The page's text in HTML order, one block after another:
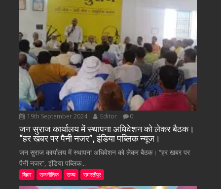
19th September 2024 Editor 0
जन सुराज कार्यालय में स्थापना अधिवेशन को लेकर बैठक।
“हर खबर पर पैनी नजर”, इंडिया पब्लिक न्यूज।
जन सुराज कार्यालय में स्थापना अधिवेशन को लेकर बैठक। “हर खबर पर
पैनी नजर”, इंडिया पब्लिक...
बिहार राजनीतिक राज्य समस्तीपुर